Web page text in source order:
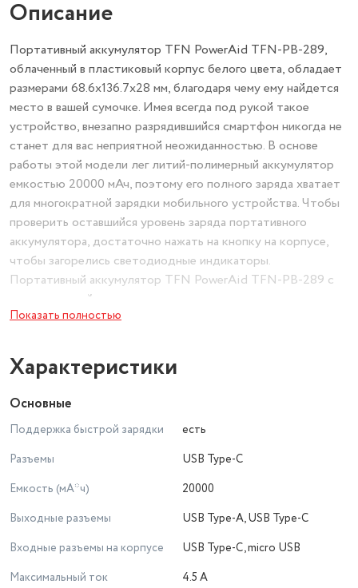
Описание
Портативный аккумулятор TFN PowerAid TFN-PB-289,
облаченный в пластиковый корпус белого цвета, обладает
размерами 68.6x136.7x28 мм, благодаря чему ему найдется
место в вашей сумочке. Имея всегда под рукой такое
устройство, внезапно разрядившийся смартфон никогда не
станет для вас неприятной неожиданностью. В основе
работы этой модели лег литий-полимерный аккумулятор
емкостью 20000 мАч, поэтому его полного заряда хватает
для многократной зарядки мобильного устройства. Чтобы
проверить оставшийся уровень заряда портативного
аккумулятора, достаточно нажать на кнопку на корпусе,
чтобы загорелись светодиодные индикаторы.
Портативный аккумулятор TFN PowerAid TFN-PB-289 с
универсальной совместимостью располагает двумя
разъемами USB Type-A и одним USB Type-C на корпусе,
мобильных устройства. Поддержка протоколов быстрой
зарядки Power Delivery и Quick Charge, а также выходная
мощность с максимальным показателем 22.5 Вт позволит
времени. Сам портативный аккумулятор подзаряжается от
разъема micro USB или USB Type-C.
Показать полностью
Характеристики
Основные
Поддержка быстрой зарядки
есть
Разъемы
USB Type-C
Емкость (мА*ч)
20000
Выходные разъемы
USB Type-A, USB Type-C
Входные разъемы на корпусе
USB Type-C, micro USB
Максимальный ток
4.5 А